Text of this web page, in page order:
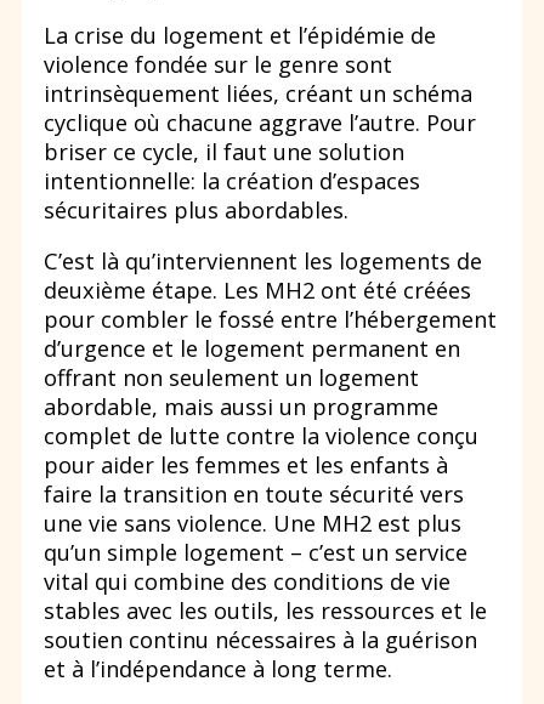
La crise du logement et l’épidémie de
violence fondée sur le genre sont
intrinsèquement liées, créant un schéma
cyclique où chacune aggrave l’autre. Pour
briser ce cycle, il faut une solution
intentionnelle: la création d’espaces
sécuritaires plus abordables.
C’est là qu’interviennent les logements de
deuxième étape. Les MH2 ont été créées
pour combler le fossé entre l’hébergement
d’urgence et le logement permanent en
offrant non seulement un logement
abordable, mais aussi un programme
complet de lutte contre la violence conçu
pour aider les femmes et les enfants à
faire la transition en toute sécurité vers
une vie sans violence. Une MH2 est plus
qu’un simple logement – c’est un service
vital qui combine des conditions de vie
stables avec les outils, les ressources et le
soutien continu nécessaires à la guérison
et à l’indépendance à long terme.